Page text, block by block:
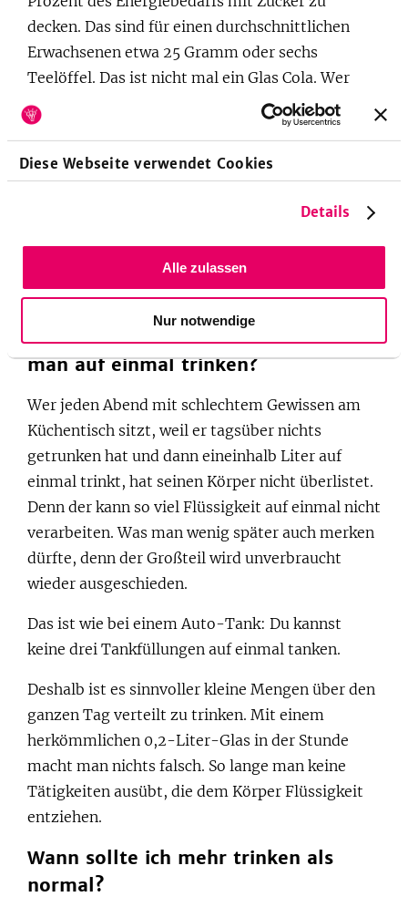
Diese Webseite verwendet Cookies
Details
Alle zulassen
Nur notwendige
decken. Das sind für einen durchschnittlichen
Erwachsenen etwa 25 Gramm oder sechs
Teelöffel. Das ist nicht mal ein Glas Cola. Wer
versucht seinen Flüssigkeitsbedarf mit Cola zu
decken, der nimmt also mehr als fünf Mal so viel
Zucker zu sich, wie die WHO empfiehlt.
steckt mit 10 Prozent Anteil
in der Regel genauso viel Zucker. Sie werden
deshalb meist nur als Schorle im Verhältnis „3
Teile Wasser auf einen Teil Saft“ empfohlen.
Flüssigkeitsbedarf: Wie viel sollte
man auf einmal trinken?
Wer jeden Abend mit schlechtem Gewissen am
Küchentisch sitzt, weil er tagsüber nichts
getrunken hat und dann eineinhalb Liter auf
einmal trinkt, hat seinen Körper nicht überlistet.
Denn der kann so viel Flüssigkeit auf einmal nicht
verarbeiten. Was man wenig später auch merken
dürfte, denn der Großteil wird unverbraucht
wieder ausgeschieden.
Das ist wie bei einem Auto-Tank: Du kannst
keine drei Tankfüllungen auf einmal tanken.
Deshalb ist es sinnvoller kleine Mengen über den
ganzen Tag verteilt zu trinken. Mit einem
herkömmlichen 0,2-Liter-Glas in der Stunde
macht man nichts falsch. So lange man keine
Tätigkeiten ausübt, die dem Körper Flüssigkeit
entziehen.
Wann sollte ich mehr trinken als
normal?